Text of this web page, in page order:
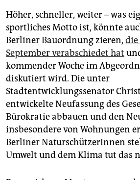
unterstützen
abo
genossenschaft
epaper login
Höher, schneller, weiter – was
sportliches Motto ist, könnte
Berliner Bauordnung zieren, die
September verabschiedet hat
kommender Woche im
diskutiert wird. Die unter
Stadtentwicklungssenator
entwickelte Neufassung des
Bürokratie abbauen und den
insbesondere von Wohnungen
Berliner NaturschützerInnen
Umwelt und dem Klima tut das